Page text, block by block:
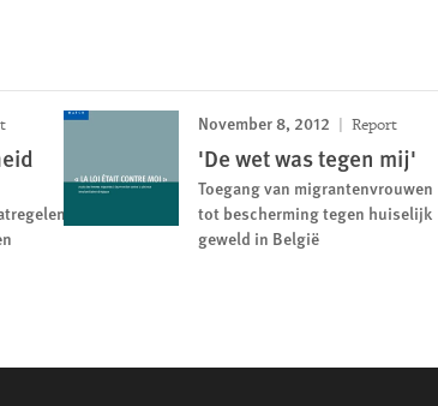
November 8, 2012 Report
'De wet was tegen mij'
Toegang van migrantenvrouwen
tot bescherming tegen huiselijk
geweld in België